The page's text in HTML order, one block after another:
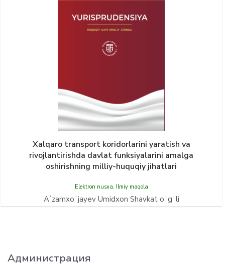
Xalqaro transport koridorlarini yaratish va
rivojlantirishda davlat funksiyalarini amalga
oshirishning milliy-huquqiy jihatlari
Elektron nusxa, Ilmiy maqola
Aʼzamxoʻjayev Umidxon Shavkat oʻgʻli
Администрация